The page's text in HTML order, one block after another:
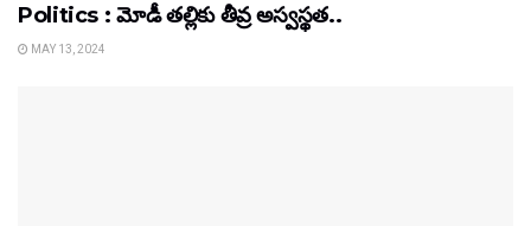
Politics : మోడీ తల్లికు తీవ్ర అస్వస్థత..
MAY 13, 2024